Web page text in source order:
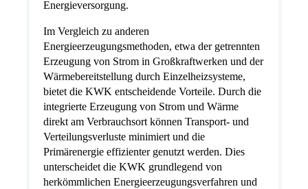
Energieversorgung.
Im Vergleich zu anderen
Energieerzeugungsmethoden, etwa der getrennten
Erzeugung von Strom in Großkraftwerken und der
Wärmebereitstellung durch Einzelheizsysteme,
bietet die KWK entscheidende Vorteile. Durch die
integrierte Erzeugung von Strom und Wärme
direkt am Verbrauchsort können Transport- und
Verteilungsverluste minimiert und die
Primärenergie effizienter genutzt werden. Dies
unterscheidet die KWK grundlegend von
herkömmlichen Energieerzeugungsverfahren und